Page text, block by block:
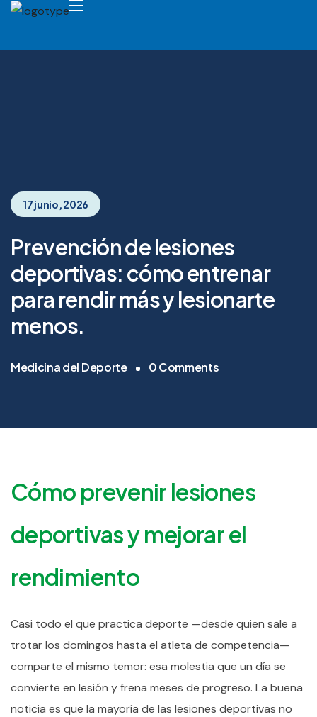
17 junio, 2026
Prevención de lesiones
deportivas: cómo entrenar
para rendir más y lesionarte
menos.
Medicina del Deporte 0Comments
Cómo prevenir lesiones
deportivas y mejorar el
rendimiento
Casi todo el que practica deporte —desde quien sale a
trotar los domingos hasta el atleta de competencia—
comparte el mismo temor: esa molestia que un día se
convierte en lesión y frena meses de progreso. La buena
noticia es que la mayoría de las lesiones deportivas no